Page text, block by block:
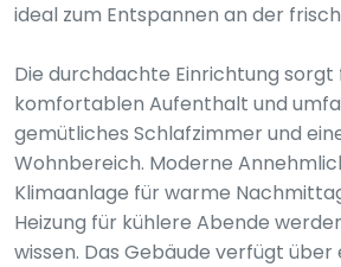
ideal zum Entspannen an der
Die durchdachte Einrichtung sorgt
komfortablen Aufenthalt und
gemütliches Schlafzimmer und
Wohnbereich. Moderne
Klimaanlage für warme
Heizung für kühlere Abende
wissen. Das Gebäude verfügt über